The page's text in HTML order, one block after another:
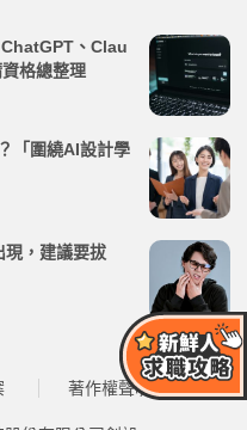
ChatGPT、Clau
格總整理
「圍繞AI設計學
現，建議要拔
著作權聲明